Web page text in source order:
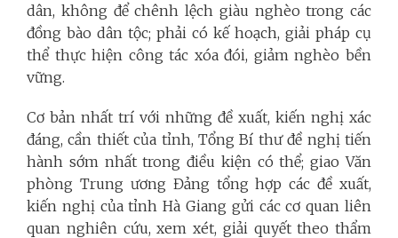
dân, không để chênh lệch giàu nghèo trong các
đồng bào dân tộc; phải có kế hoạch, giải pháp cụ
thể thực hiện công tác xóa đói, giảm nghèo bền
vững.
Cơ bản nhất trí với những đề xuất, kiến nghị xác
đáng, cần thiết của tỉnh, Tổng Bí thư đề nghị tiến
hành sớm nhất trong điều kiện có thể; giao Văn
phòng Trung ương Đảng tổng hợp các đề xuất,
kiến nghị của tỉnh Hà Giang gửi các cơ quan liên
quan nghiên cứu, xem xét, giải quyết theo thẩm